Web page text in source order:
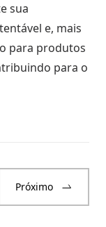
sua
e, mais
para produtos
para o
Próximo